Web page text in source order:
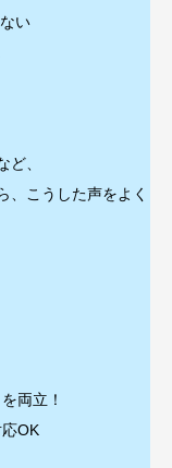
い
ど、
、こうした声をよく
両立！
OK